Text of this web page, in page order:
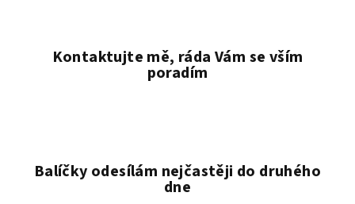
Kontaktujte mě, ráda Vám se vším
poradím
Balíčky odesílám nejčastěji do druhého
dne